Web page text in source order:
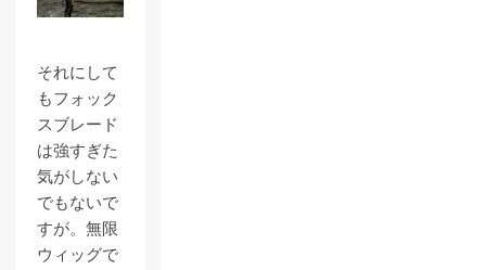
それにして
もフォック
スブレード
は強すぎた
気がしない
でもないで
すが。無限
ウィッグで